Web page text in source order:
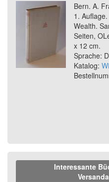
Bern. A.
1. Auflage.
Wealth.
Seiten,
x 12 cm.
Sprache:
Katalog:
Interessante